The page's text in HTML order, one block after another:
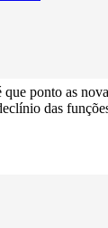
ponto as
das